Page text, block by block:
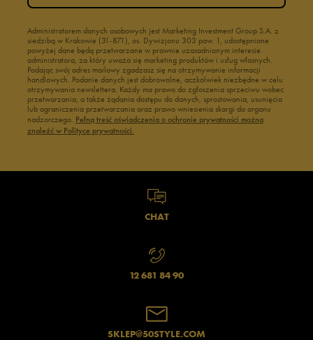
Administratorem danych osobowych jest Marketing Investment Group S.A. z
siedzibą w Krakowie (31-871), os. Dywizjonu 303 paw. 1, udostępnione
powyżej dane będą przetwarzane w prawnie uzasadnionym interesie
administratora, za który uważa się marketing produktów i usług własnych.
Podając swój adres mailowy zgadzasz się na otrzymywanie informacji
handlowych. Podanie danych jest dobrowolne, aczkolwiek niezbędne w celu
otrzymywania newslettera. Każdy ma prawo do zgłoszenia sprzeciwu wobec
przetwarzania, a także żądania dostępu do danych, sprostowania, usunięcia
lub ograniczenia przetwarzania oraz prawo wniesienia skargi do organu
nadzorczego. Pełną treść oświadczenia o ochronie prywatności można
znaleźć w Polityce prywatności.
CHAT
12 681 84 90
SKLEP@50STYLE.COM